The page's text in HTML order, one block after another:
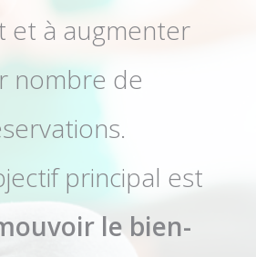
et à augmenter
nombre de
principal est
le bien-